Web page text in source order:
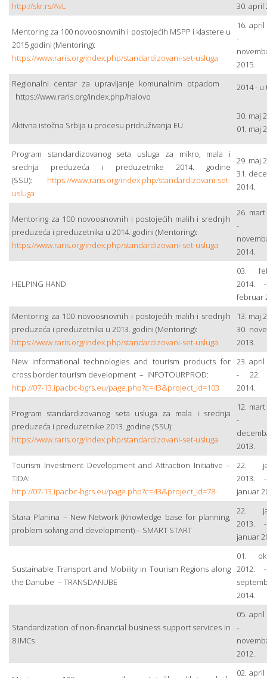
http://skr.rs/AvL
30. april
Mentoring za 100 novoosnovnih i postojećih MSPP i klastere u
2015 godini (Mentoring):
https://www.raris.org/index.php/standardizovani-set-usluga
16. april
-
2015.
Regionalni centar za upravljanje komunalnim otpadom
https://www.raris.org/index.php/halovo
2014 - u
Aktivna istočna Srbija u procesu pridruživanja EU
30. maj
01. maj
Program standardizovanog seta usluga za mikro, mala i
srednja preduzeća i preduzetnike 2014. godine
(SSU): https://www.raris.org/index.php/standardizovani-set-
usluga
29. maj
31.
2014.
Mentoring za 100 novoosnovnih i postojećih malih i srednjih
preduzeća i preduzetnika u 2014. godini (Mentoring):
https://www.raris.org/index.php/standardizovani-set-usluga
26. mart
-
2014.
HELPING HAND
03.
2014.
februar
Mentoring za 100 novoosnovnih i postojećih malih i srednjih
preduzeća i preduzetnika u 2013. godini (Mentoring):
https://www.raris.org/index.php/standardizovani-set-usluga
13. maj
30.
2013.
New informational technologies and tourism products for
cross border tourism development – INFOTOURPROD:
http://07-13.ipacbc-bgrs.eu/page.php?c=43&project_id=103
23. april
- 22.
2014.
Program standardizovanog seta usluga za mala i srednja
preduzeća i preduzetnike 2013. godine (SSU):
https://www.raris.org/index.php/standardizovani-set-usluga
12. mart
-
2013.
Tourism Investment Development and Attraction Initiative –
TIDA:
http://07-13.ipacbc-bgrs.eu/page.php?c=43&project_id=78
22.
2013.
januar
Stara Planina – New Network (Knowledge base for planning,
problem solving and development) – SMART START
22.
2013.
januar
Sustainable Transport and Mobility in Tourism Regions along
the Danube – TRANSDANUBE
01.
2012.
2014.
Standardization of non-financial business support services in
8 IMCs
05. april
-
2012.
02. april